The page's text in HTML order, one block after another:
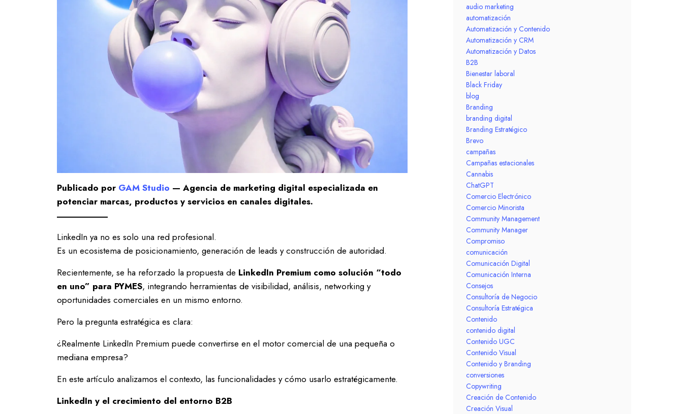
Publicado por GAM Studio — Agencia de marketing digital especializada en
potenciar marcas, productos y servicios en canales digitales.
LinkedIn ya no es solo una red profesional.
Es un ecosistema de posicionamiento, generación de leads y construcción de autoridad.
Recientemente, se ha reforzado la propuesta de LinkedIn Premium como solución “todo
en uno” para PYMES, integrando herramientas de visibilidad, análisis, networking y
oportunidades comerciales en un mismo entorno.
Pero la pregunta estratégica es clara:
¿Realmente LinkedIn Premium puede convertirse en el motor comercial de una pequeña o
mediana empresa?
En este artículo analizamos el contexto, las funcionalidades y cómo usarlo estratégicamente.
LinkedIn y el crecimiento del entorno B2B
audio marketing
automatización
Automatización y Contenido
Automatización y CRM
Automatización y Datos
B2B
Bienestar laboral
Black Friday
blog
Branding
branding digital
Branding Estratégico
Brevo
campañas
Campañas estacionales
Cannabis
ChatGPT
Comercio Electrónico
Comercio Minorista
Community Management
Community Manager
Compromiso
comunicación
Comunicación Digital
Comunicación Interna
Consejos
Consultoría de Negocio
Consultoría Estratégica
Contenido
contenido digital
Contenido UGC
Contenido Visual
Contenido y Branding
conversiones
Copywriting
Creación de Contenido
Creación Visual